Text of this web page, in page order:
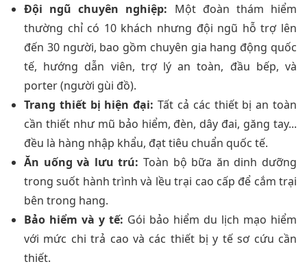
Đội ngũ chuyên nghiệp: Một đoàn thám hiểm
thường chỉ có 10 khách nhưng đội ngũ hỗ trợ lên
đến 30 người, bao gồm chuyên gia hang động quốc
tế, hướng dẫn viên, trợ lý an toàn, đầu bếp, và
porter (người gùi đồ).
Trang thiết bị hiện đại: Tất cả các thiết bị an toàn
cần thiết như mũ bảo hiểm, đèn, dây đai, găng tay...
đều là hàng nhập khẩu, đạt tiêu chuẩn quốc tế.
Ăn uống và lưu trú: Toàn bộ bữa ăn dinh dưỡng
trong suốt hành trình và lều trại cao cấp để cắm trại
bên trong hang.
Bảo hiểm và y tế: Gói bảo hiểm du lịch mạo hiểm
với mức chi trả cao và các thiết bị y tế sơ cứu cần
thiết.